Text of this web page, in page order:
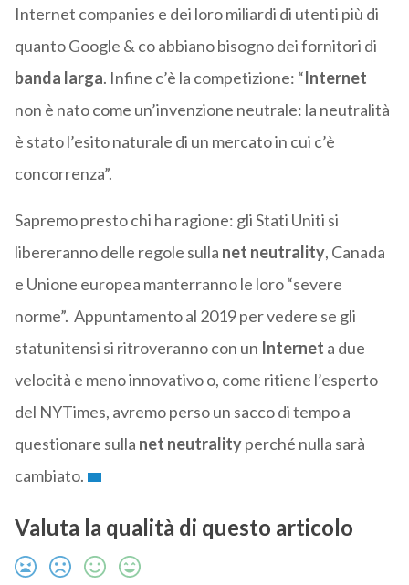
Internet companies e dei loro miliardi di utenti più di
quanto Google & co abbiano bisogno dei fornitori di
banda larga. Infine c’è la competizione: “Internet
non è nato come un’invenzione neutrale: la neutralità
è stato l’esito naturale di un mercato in cui c’è
concorrenza”.
Sapremo presto chi ha ragione: gli Stati Uniti si
libereranno delle regole sulla net neutrality, Canada
e Unione europea manterranno le loro “severe
norme”. Appuntamento al 2019 per vedere se gli
statunitensi si ritroveranno con un Internet a due
velocità e meno innovativo o, come ritiene l’esperto
del NYTimes, avremo perso un sacco di tempo a
questionare sulla net neutralityperché nulla sarà
cambiato.
Valuta la qualità di questo articolo